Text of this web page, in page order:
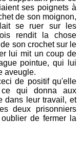
ses poignets à
de son moignon,
se ruer sur les
rendit la chose
son crochet sur le
lui mit un coup de
pointue, qui lui
aveugle.
de positif qu'elle
qui donna aux
dans leur travail, et
deux prisonniers
de fermer la